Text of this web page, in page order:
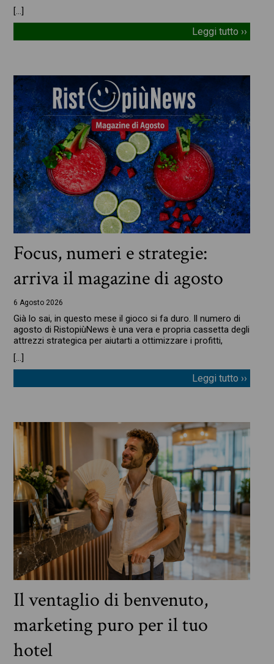
[…]
Leggi tutto ››
Focus, numeri e strategie:
arriva il magazine di agosto
6 Agosto 2026
Già lo sai, in questo mese il gioco si fa duro. Il numero di
agosto di RistopiùNews è una vera e propria cassetta degli
attrezzi strategica per aiutarti a ottimizzare i profitti,
[…]
Leggi tutto ››
Il ventaglio di benvenuto,
marketing puro per il tuo
hotel